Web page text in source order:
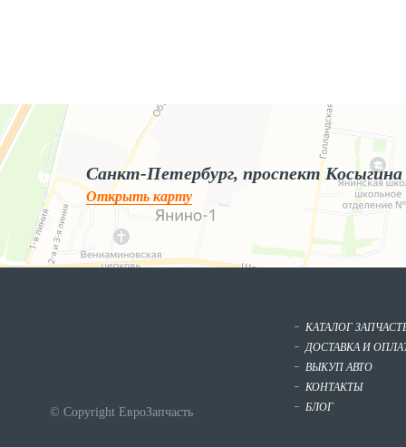
Яндекс.Карты
Яндекс.Карты — поиск мест и адресов, городской транспорт
Санкт-Петербург, проспект Косыгина
Открыть карту
© Copyright ЕвроЗапчасть
КАТАЛОГ
ДОСТАВКА И
ВЫКУП АВТО
КОНТАКТЫ
БЛОГ